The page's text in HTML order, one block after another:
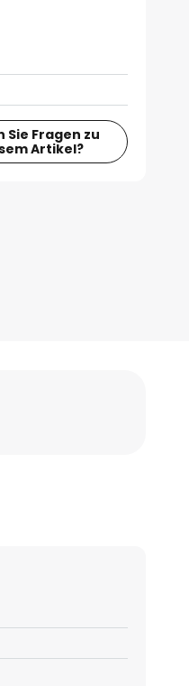
Sie Fragen zu
Artikel?